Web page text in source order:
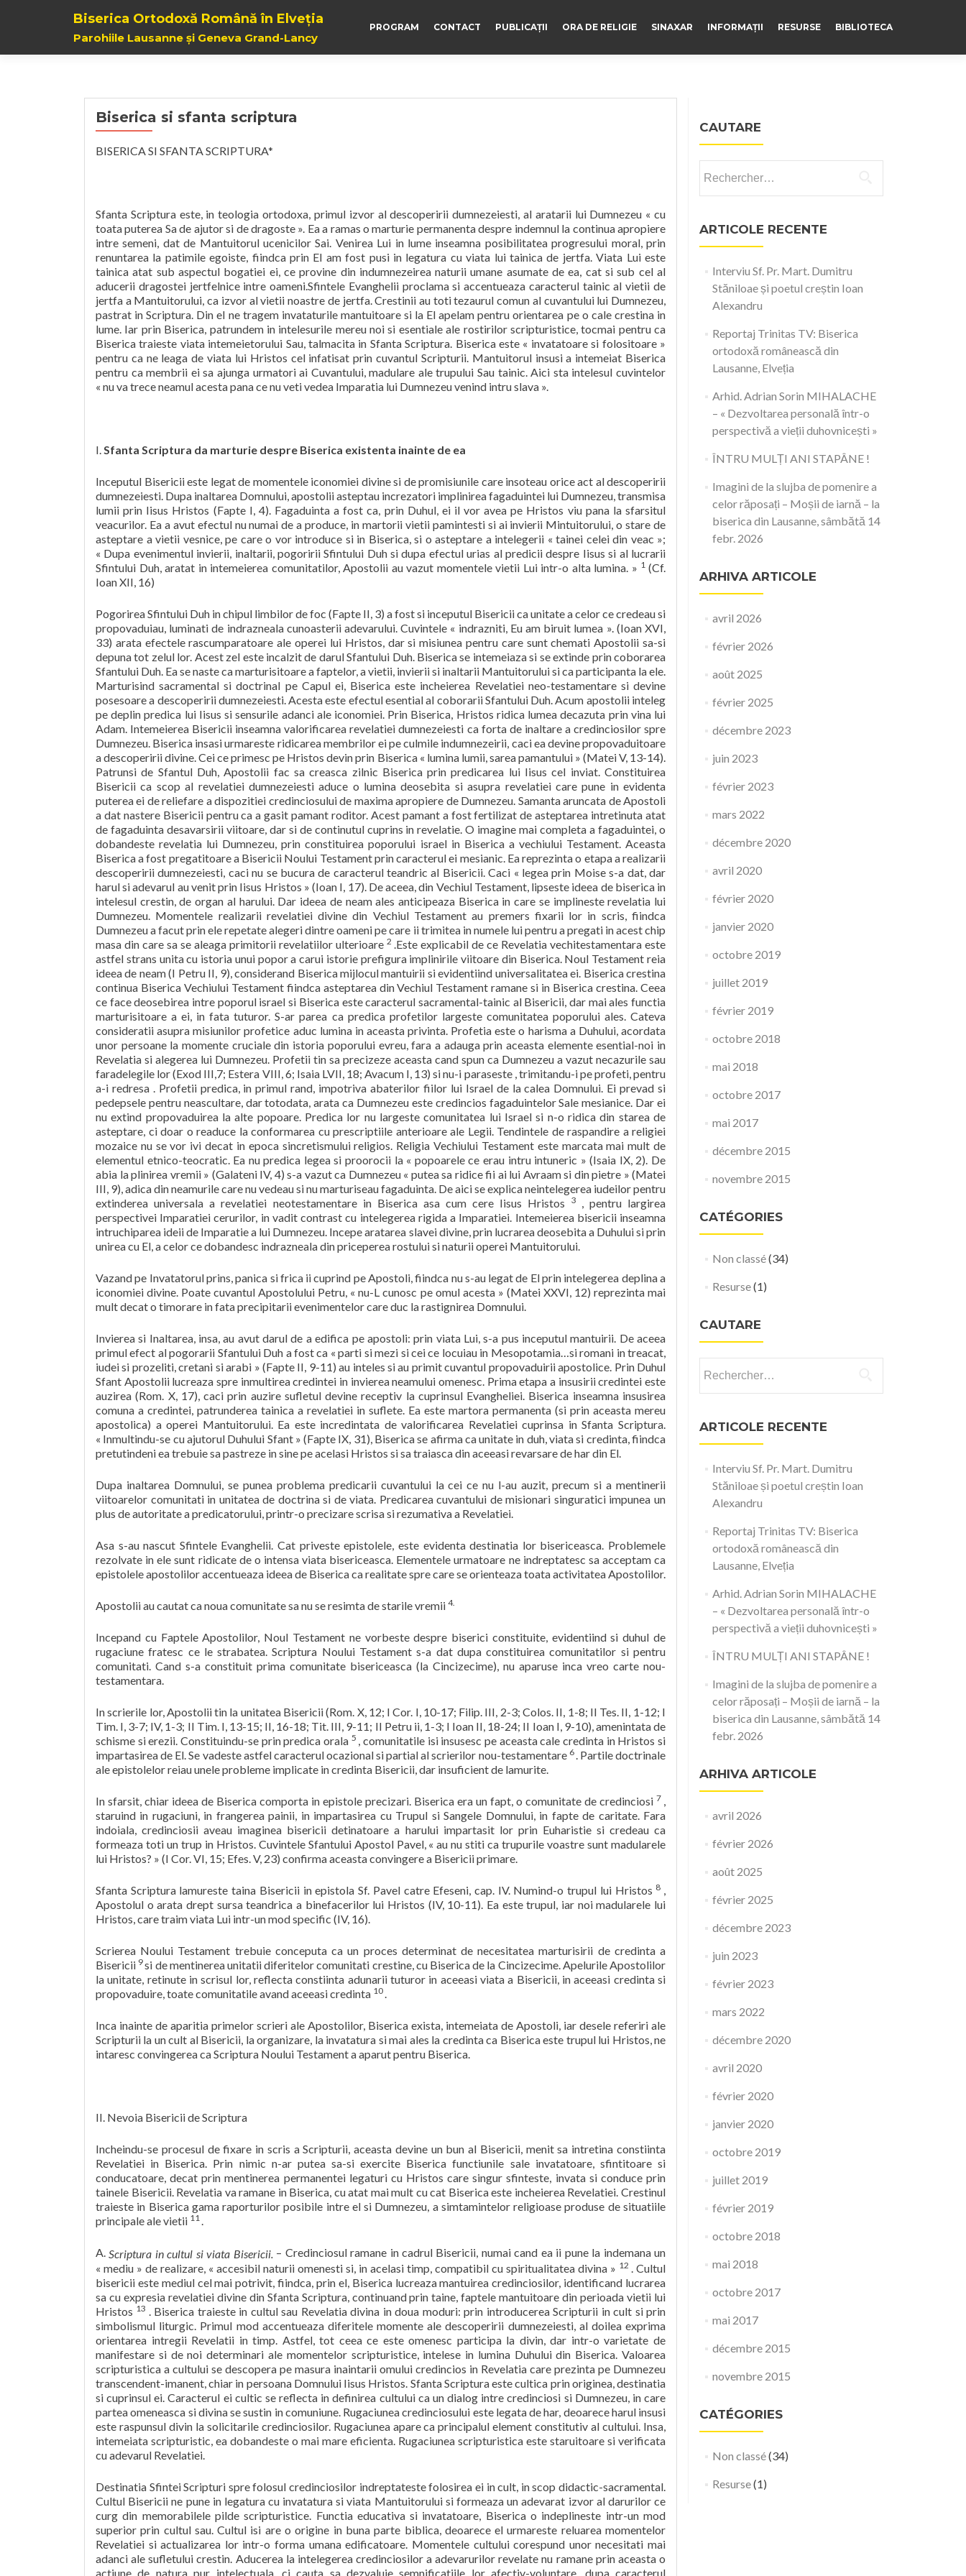
Biserica Ortodoxă Română în Elveția
Parohiile Lausanne și Geneva Grand-Lancy
PROGRAM CONTACT PUBLICAȚII ORA DE RELIGIE SINAXAR INFORMAȚII RESURSE BIBLIOTECA
Biserica si sfanta scriptura
BISERICA SI SFANTA SCRIPTURA*
Sfanta Scriptura este, in teologia ortodoxa, primul izvor al descoperirii dumnezeiesti, al aratarii lui Dumnezeu « cu
toata puterea Sa de ajutor si de dragoste ». Ea a ramas o marturie permanenta despre indemnul la continua apropiere
intre semeni, dat de Mantuitorul ucenicilor Sai. Venirea Lui in lume inseamna posibilitatea progresului moral, prin
renuntarea la patimile egoiste, fiindca prin El am fost pusi in legatura cu viata lui tainica de jertfa. Viata Lui este
tainica atat sub aspectul bogatiei ei, ce provine din indumnezeirea naturii umane asumate de ea, cat si sub cel al
aducerii dragostei jertfelnice intre oameni.Sfintele Evanghelii proclama si accentueaza caracterul tainic al vietii de
jertfa a Mantuitorului, ca izvor al vietii noastre de jertfa. Crestinii au toti tezaurul comun al cuvantului lui Dumnezeu,
pastrat in Scriptura. Din el ne tragem invataturile mantuitoare si la El apelam pentru orientarea pe o cale crestina in
lume. Iar prin Biserica, patrundem in intelesurile mereu noi si esentiale ale rostirilor scripturistice, tocmai pentru ca
Biserica traieste viata intemeietorului Sau, talmacita in Sfanta Scriptura. Biserica este « invatatoare si folositoare »
pentru ca ne leaga de viata lui Hristos cel infatisat prin cuvantul Scripturii. Mantuitorul insusi a intemeiat Biserica
pentru ca membrii ei sa ajunga urmatori ai Cuvantului, madulare ale trupului Sau tainic. Aici sta intelesul cuvintelor
« nu va trece neamul acesta pana ce nu veti vedea Imparatia lui Dumnezeu venind intru slava ».
I.Sfanta Scriptura da marturie despre Biserica existenta inainte de ea
Inceputul Bisericii este legat de momentele iconomiei divine si de promisiunile care insoteau orice act al descoperirii
dumnezeiesti. Dupa inaltarea Domnului, apostolii asteptau increzatori implinirea fagaduintei lui Dumnezeu, transmisa
lumii prin Iisus Hristos (Fapte I, 4). Fagaduinta a fost ca, prin Duhul, ei il vor avea pe Hristos viu pana la sfarsitul
veacurilor. Ea a avut efectul nu numai de a produce, in martorii vietii pamintesti si ai invierii Mintuitorului, o stare de
asteptare a vietii vesnice, pe care o vor introduce si in Biserica, si o asteptare a intelegerii « tainei celei din veac »;
« Dupa evenimentul invierii, inaltarii, pogoririi Sfintului Duh si dupa efectul urias al predicii despre Iisus si al lucrarii
Sfintului Duh, aratat in intemeierea comunitatilor, Apostolii au vazut momentele vietii Lui intr-o alta lumina. » 1(Cf.
Ioan XII, 16)
Pogorirea Sfintului Duh in chipul limbilor de foc (Fapte II, 3) a fost si inceputul Bisericii ca unitate a celor ce credeau si
propovaduiau, luminati de indrazneala cunoasterii adevarului. Cuvintele « indrazniti, Eu am biruit lumea ». (Ioan XVI,
33) arata efectele rascumparatoare ale operei lui Hristos, dar si misiunea pentru care sunt chemati Apostolii sa-si
depuna tot zelul lor. Acest zel este incalzit de darul Sfantului Duh. Biserica se intemeiaza si se extinde prin coborarea
Sfantului Duh. Ea se naste ca marturisitoare a faptelor, a vietii, invierii si inaltarii Mantuitorului si ca participanta la ele.
Marturisind sacramental si doctrinal pe Capul ei, Biserica este incheierea Revelatiei neo-testamentare si devine
posesoare a descoperirii dumnezeiesti. Acesta este efectul esential al coborarii Sfantului Duh. Acum apostolii inteleg
pe deplin predica lui Iisus si sensurile adanci ale iconomiei. Prin Biserica, Hristos ridica lumea decazuta prin vina lui
Adam. Intemeierea Bisericii inseamna valorificarea revelatiei dumnezeiesti ca forta de inaltare a credinciosilor spre
Dumnezeu. Biserica insasi urmareste ridicarea membrilor ei pe culmile indumnezeirii, caci ea devine propovaduitoare
a descoperirii divine. Cei ce primesc pe Hristos devin prin Biserica « lumina lumii, sarea pamantului » (Matei V, 13-14).
Patrunsi de Sfantul Duh, Apostolii fac sa creasca zilnic Biserica prin predicarea lui Iisus cel inviat. Constituirea
Bisericii ca scop al revelatiei dumnezeiesti aduce o lumina deosebita si asupra revelatiei care pune in evidenta
puterea ei de reliefare a dispozitiei credinciosului de maxima apropiere de Dumnezeu. Samanta aruncata de Apostoli
a dat nastere Bisericii pentru ca a gasit pamant roditor. Acest pamant a fost fertilizat de asteptarea intretinuta atat
de fagaduinta desavarsirii viitoare, dar si de continutul cuprins in revelatie. O imagine mai completa a fagaduintei, o
dobandeste revelatia lui Dumnezeu, prin constituirea poporului israel in Biserica a vechiului Testament. Aceasta
Biserica a fost pregatitoare a Bisericii Noului Testament prin caracterul ei mesianic. Ea reprezinta o etapa a realizarii
descoperirii dumnezeiesti, caci nu se bucura de caracterul teandric al Bisericii. Caci « legea prin Moise s-a dat, dar
harul si adevarul au venit prin Iisus Hristos » (Ioan I, 17). De aceea, din Vechiul Testament, lipseste ideea de biserica in
intelesul crestin, de organ al harului. Dar ideea de neam ales anticipeaza Biserica in care se implineste revelatia lui
Dumnezeu. Momentele realizarii revelatiei divine din Vechiul Testament au premers fixarii lor in scris, fiindca
Dumnezeu a facut prin ele repetate alegeri dintre oameni pe care ii trimitea in numele lui pentru a pregati in acest chip
masa din care sa se aleaga primitorii revelatiilor ulterioare 2 .Este explicabil de ce Revelatia vechitestamentara este
astfel strans unita cu istoria unui popor a carui istorie prefigura implinirile viitoare din Biserica. Noul Testament reia
ideea de neam (I Petru II, 9), considerand Biserica mijlocul mantuirii si evidentiind universalitatea ei. Biserica crestina
continua Biserica Vechiului Testament fiindca asteptarea din Vechiul Testament ramane si in Biserica crestina. Ceea
ce face deosebirea intre poporul israel si Biserica este caracterul sacramental-tainic al Bisericii, dar mai ales functia
marturisitoare a ei, in fata tuturor. S-ar parea ca predica profetilor largeste comunitatea poporului ales. Cateva
consideratii asupra misiunilor profetice aduc lumina in aceasta privinta. Profetia este o harisma a Duhului, acordata
unor persoane la momente cruciale din istoria poporului evreu, fara a adauga prin aceasta elemente esential-noi in
Revelatia si alegerea lui Dumnezeu. Profetii tin sa precizeze aceasta cand spun ca Dumnezeu a vazut necazurile sau
faradelegile lor (Exod III,7; Estera VIII, 6; Isaia LVII, 18; Avacum I, 13) si nu-i paraseste , trimitandu-i pe profeti, pentru
a-i redresa . Profetii predica, in primul rand, impotriva abaterilor fiilor lui Israel de la calea Domnului. Ei prevad si
pedepsele pentru neascultare, dar totodata, arata ca Dumnezeu este credincios fagaduintelor Sale mesianice. Dar ei
nu extind propovaduirea la alte popoare. Predica lor nu largeste comunitatea lui Israel si n-o ridica din starea de
asteptare, ci doar o readuce la conformarea cu prescriptiile anterioare ale Legii. Tendintele de raspandire a religiei
mozaice nu se vor ivi decat in epoca sincretismului religios. Religia Vechiului Testament este marcata mai mult de
elementul etnico-teocratic. Ea nu predica legea si proorocii la « popoarele ce erau intru intuneric » (Isaia IX, 2). De
abia la plinirea vremii » (Galateni IV, 4) s-a vazut ca Dumnezeu « putea sa ridice fii ai lui Avraam si din pietre » (Matei
III, 9), adica din neamurile care nu vedeau si nu marturiseau fagaduinta. De aici se explica neintelegerea iudeilor pentru
extinderea universala a revelatiei neotestamentare in Biserica asa cum cere Iisus Hristos
3 , pentru largirea
perspectivei Imparatiei cerurilor, in vadit contrast cu intelegerea rigida a Imparatiei. Intemeierea bisericii inseamna
intruchiparea ideii de Imparatie a lui Dumnezeu. Incepe aratarea slavei divine, prin lucrarea deosebita a Duhului si prin
unirea cu El, a celor ce dobandesc indrazneala din priceperea rostului si naturii operei Mantuitorului.
Vazand pe Invatatorul prins, panica si frica ii cuprind pe Apostoli, fiindca nu s-au legat de El prin intelegerea deplina a
iconomiei divine. Poate cuvantul Apostolului Petru, « nu-L cunosc pe omul acesta » (Matei XXVI, 12) reprezinta mai
mult decat o timorare in fata precipitarii evenimentelor care duc la rastignirea Domnului.
Invierea si Inaltarea, insa, au avut darul de a edifica pe apostoli: prin viata Lui, s-a pus inceputul mantuirii. De aceea
primul efect al pogorarii Sfantului Duh a fost ca « parti si mezi si cei ce locuiau in Mesopotamia…si romani in treacat,
iudei si prozeliti, cretani si arabi » (Fapte II, 9-11) au inteles si au primit cuvantul propovaduirii apostolice. Prin Duhul
Sfant Apostolii lucreaza spre inmultirea credintei in invierea neamului omenesc. Prima etapa a insusirii credintei este
auzirea (Rom. X, 17), caci prin auzire sufletul devine receptiv la cuprinsul Evangheliei. Biserica inseamna insusirea
comuna a credintei, patrunderea tainica a revelatiei in suflete. Ea este martora permanenta (si prin aceasta mereu
apostolica) a operei Mantuitorului. Ea este incredintata de valorificarea Revelatiei cuprinsa in Sfanta Scriptura.
« Inmultindu-se cu ajutorul Duhului Sfant » (Fapte IX, 31), Biserica se afirma ca unitate in duh, viata si credinta, fiindca
pretutindeni ea trebuie sa pastreze in sine pe acelasi Hristos si sa traiasca din aceeasi revarsare de har din El.
Dupa inaltarea Domnului, se punea problema predicarii cuvantului la cei ce nu l-au auzit, precum si a mentinerii
viitoarelor comunitati in unitatea de doctrina si de viata. Predicarea cuvantului de misionari singuratici impunea un
plus de autoritate a predicatorului, printr-o precizare scrisa si rezumativa a Revelatiei.
Asa s-au nascut Sfintele Evanghelii. Cat priveste epistolele, este evidenta destinatia lor bisericeasca. Problemele
rezolvate in ele sunt ridicate de o intensa viata bisericeasca. Elementele urmatoare ne indreptatesc sa acceptam ca
epistolele apostolilor accentueaza ideea de Biserica ca realitate spre care se orienteaza toata activitatea Apostolilor.
Apostolii au cautat ca noua comunitate sa nu se resimta de starile vremii 4.
Incepand cu Faptele Apostolilor, Noul Testament ne vorbeste despre biserici constituite, evidentiind si duhul de
rugaciune fratesc ce le strabatea. Scriptura Noului Testament s-a dat dupa constituirea comunitatilor si pentru
comunitati. Cand s-a constituit prima comunitate bisericeasca (la Cincizecime), nu aparuse inca vreo carte nou-
testamentara.
In scrierile lor, Apostolii tin la unitatea Bisericii (Rom. X, 12; I Cor. I, 10-17; Filip. III, 2-3; Colos. II, 1-8; II Tes. II, 1-12; I
Tim. I, 3-7; IV, 1-3; II Tim. I, 13-15; II, 16-18; Tit. III, 9-11; II Petru ii, 1-3; I Ioan II, 18-24; II Ioan I, 9-10), amenintata de
schisme si erezii. Constituindu-se prin predica orala 5 , comunitatile isi insusesc pe aceasta cale credinta in Hristos si
impartasirea de El. Se vadeste astfel caracterul ocazional si partial al scrierilor nou-testamentare 6 . Partile doctrinale
ale epistolelor reiau unele probleme implicate in credinta Bisericii, dar insuficient de lamurite.
In sfarsit, chiar ideea de Biserica comporta in epistole precizari. Biserica era un fapt, o comunitate de credinciosi 7 ,
staruind in rugaciuni, in frangerea painii, in impartasirea cu Trupul si Sangele Domnului, in fapte de caritate. Fara
indoiala, credinciosii aveau imaginea bisericii detinatoare a harului impartasit lor prin Euharistie si credeau ca
formeaza toti un trup in Hristos. Cuvintele Sfantului Apostol Pavel, « au nu stiti ca trupurile voastre sunt madularele
lui Hristos? » (I Cor. VI, 15; Efes. V, 23) confirma aceasta convingere a Bisericii primare.
Sfanta Scriptura lamureste taina Bisericii in epistola Sf. Pavel catre Efeseni, cap. IV. Numind-o trupul lui Hristos 8 ,
Apostolul o arata drept sursa teandrica a binefacerilor lui Hristos (IV, 10-11). Ea este trupul, iar noi madularele lui
Hristos, care traim viata Lui intr-un mod specific (IV, 16).
Scrierea Noului Testament trebuie conceputa ca un proces determinat de necesitatea marturisirii de credinta a
Bisericii 9si de mentinerea unitatii diferitelor comunitati crestine, cu Biserica de la Cincizecime. Apelurile Apostolilor
la unitate, retinute in scrisul lor, reflecta constiinta adunarii tuturor in aceeasi viata a Bisericii, in aceeasi credinta si
propovaduire, toate comunitatile avand aceeasi credinta 10 .
Inca inainte de aparitia primelor scrieri ale Apostolilor, Biserica exista, intemeiata de Apostoli, iar desele referiri ale
Scripturii la un cult al Bisericii, la organizare, la invatatura si mai ales la credinta ca Biserica este trupul lui Hristos, ne
intaresc convingerea ca Scriptura Noului Testament a aparut pentru Biserica.
II. Nevoia Bisericii de Scriptura
Incheindu-se procesul de fixare in scris a Scripturii, aceasta devine un bun al Bisericii, menit sa intretina constiinta
Revelatiei in Biserica. Prin nimic n-ar putea sa-si exercite Biserica functiunile sale invatatoare, sfintitoare si
conducatoare, decat prin mentinerea permanentei legaturi cu Hristos care singur sfinteste, invata si conduce prin
tainele Bisericii. Revelatia va ramane in Biserica, cu atat mai mult cu cat Biserica este incheierea Revelatiei. Crestinul
traieste in Biserica gama raporturilor posibile intre el si Dumnezeu, a simtamintelor religioase produse de situatiile
principale ale vietii 11 .
A. Scriptura in cultul si viata Bisericii. – Credinciosul ramane in cadrul Bisericii, numai cand ea ii pune la indemana un
« mediu » de realizare, « accesibil naturii omenesti si, in acelasi timp, compatibil cu spiritualitatea divina » 12 . Cultul
bisericii este mediul cel mai potrivit, fiindca, prin el, Biserica lucreaza mantuirea credinciosilor, identificand lucrarea
sa cu expresia revelatiei divine din Sfanta Scriptura, continuand prin taine, faptele mantuitoare din perioada vietii lui
Hristos 13 . Biserica traieste in cultul sau Revelatia divina in doua moduri: prin introducerea Scripturii in cult si prin
simbolismul liturgic. Primul mod accentueaza diferitele momente ale descoperirii dumnezeiesti, al doilea exprima
orientarea intregii Revelatii in timp. Astfel, tot ceea ce este omenesc participa la divin, dar intr-o varietate de
manifestare si de noi determinari ale momentelor scripturistice, intelese in lumina Duhului din Biserica. Valoarea
scripturistica a cultului se descopera pe masura inaintarii omului credincios in Revelatia care prezinta pe Dumnezeu
transcendent-imanent, chiar in persoana Domnului Iisus Hristos. Sfanta Scriptura este cultica prin originea, destinatia
si cuprinsul ei. Caracterul ei cultic se reflecta in definirea cultului ca un dialog intre credinciosi si Dumnezeu, in care
partea omeneasca si divina se sustin in comuniune. Rugaciunea credinciosului este legata de har, deoarece harul insusi
este raspunsul divin la solicitarile credinciosilor. Rugaciunea apare ca principalul element constitutiv al cultului. Insa,
intemeiata scripturistic, ea dobandeste o mai mare eficienta. Rugaciunea scripturistica este staruitoare si verificata
cu adevarul Revelatiei.
Destinatia Sfintei Scripturi spre folosul credinciosilor indreptateste folosirea ei in cult, in scop didactic-sacramental.
Cultul Bisericii ne pune in legatura cu invatatura si viata Mantuitorului si formeaza un adevarat izvor al darurilor ce
curg din memorabilele pilde scripturistice. Functia educativa si invatatoare, Biserica o indeplineste intr-un mod
superior prin cultul sau. Cultul isi are o origine in buna parte biblica, deoarece el urmareste reluarea momentelor
Revelatiei si actualizarea lor intr-o forma umana edificatoare. Momentele cultului corespund unor necesitati mai
adanci ale sufletului crestin. Aducerea la intelegerea credinciosilor a adevarurilor revelate nu ramane prin aceasta o
actiune de natura pur intelectuala, ci cauta sa dezvaluie semnificatiile lor afectiv-voluntare, dupa caracterul
CAUTARE
ARTICOLE RECENTE
Interviu Sf. Pr. Mart. Dumitru
Stăniloae și poetul creștin Ioan
Alexandru
Reportaj Trinitas TV: Biserica
ortodoxă românească din
Lausanne, Elveția
Arhid. Adrian Sorin MIHALACHE
– « Dezvoltarea personală într-o
perspectivă a vieții duhovnicești »
ÎNTRU MULȚI ANI STAPÂNE !
Imagini de la slujba de pomenire a
celor răposați – Moșii de iarnă – la
biserica din Lausanne, sâmbătă 14
febr. 2026
ARHIVA ARTICOLE
avril 2026
février 2026
août 2025
février 2025
décembre 2023
juin 2023
février 2023
mars 2022
décembre 2020
avril 2020
février 2020
janvier 2020
octobre 2019
juillet 2019
février 2019
octobre 2018
mai 2018
octobre 2017
mai 2017
décembre 2015
novembre 2015
CATÉGORIES
Non classé(34)
Resurse(1)
CAUTARE
ARTICOLE RECENTE
Interviu Sf. Pr. Mart. Dumitru
Stăniloae și poetul creștin Ioan
Alexandru
Reportaj Trinitas TV: Biserica
ortodoxă românească din
Lausanne, Elveția
Arhid. Adrian Sorin MIHALACHE
– « Dezvoltarea personală într-o
perspectivă a vieții duhovnicești »
ÎNTRU MULȚI ANI STAPÂNE !
Imagini de la slujba de pomenire a
celor răposați – Moșii de iarnă – la
biserica din Lausanne, sâmbătă 14
febr. 2026
ARHIVA ARTICOLE
avril 2026
février 2026
août 2025
février 2025
décembre 2023
juin 2023
février 2023
mars 2022
décembre 2020
avril 2020
février 2020
janvier 2020
octobre 2019
juillet 2019
février 2019
octobre 2018
mai 2018
octobre 2017
mai 2017
décembre 2015
novembre 2015
CATÉGORIES
Non classé(34)
Resurse(1)